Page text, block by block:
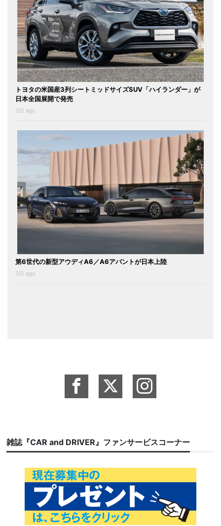
トヨタの米国産3列シートミッドサイズSUV「ハイランダー」が
日本全国展開で発売
3日 ago
第6世代の新型アウディA6／A6アバントが日本上陸
3日 ago
雑誌『CAR and DRIVER』ファンサービスコーナー